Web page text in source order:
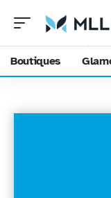
Boutiques